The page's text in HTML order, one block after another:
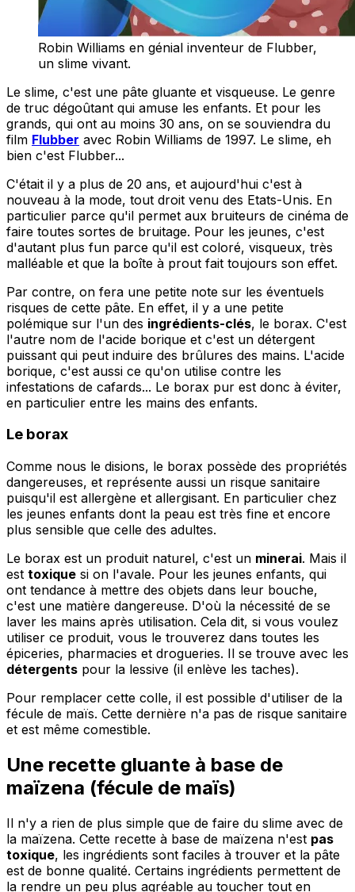
Robin Williams en génial inventeur de Flubber,
un slime vivant.
Le slime, c'est une pâte gluante et visqueuse. Le genre
de truc dégoûtant qui amuse les enfants. Et pour les
grands, qui ont au moins 30 ans, on se souviendra du
film Flubber avec Robin Williams de 1997. Le slime, eh
bien c'est Flubber...
C'était il y a plus de 20 ans, et aujourd'hui c'est à
nouveau à la mode, tout droit venu des Etats-Unis. En
particulier parce qu'il permet aux bruiteurs de cinéma de
faire toutes sortes de bruitage. Pour les jeunes, c'est
d'autant plus fun parce qu'il est coloré, visqueux, très
malléable et que la boîte à prout fait toujours son effet.
Par contre, on fera une petite note sur les éventuels
risques de cette pâte. En effet, il y a une petite
polémique sur l'un des ingrédients-clés, le borax. C'est
l'autre nom de l'acide borique et c'est un détergent
puissant qui peut induire des brûlures des mains. L'acide
borique, c'est aussi ce qu'on utilise contre les
infestations de cafards... Le borax pur est donc à éviter,
en particulier entre les mains des enfants.
Le borax
Comme nous le disions, le borax possède des propriétés
dangereuses, et représente aussi un risque sanitaire
puisqu'il est allergène et allergisant. En particulier chez
les jeunes enfants dont la peau est très fine et encore
plus sensible que celle des adultes.
Le borax est un produit naturel, c'est un minerai. Mais il
est toxique si on l'avale. Pour les jeunes enfants, qui
ont tendance à mettre des objets dans leur bouche,
c'est une matière dangereuse. D'où la nécessité de se
laver les mains après utilisation. Cela dit, si vous voulez
utiliser ce produit, vous le trouverez dans toutes les
épiceries, pharmacies et drogueries. Il se trouve avec les
détergents pour la lessive (il enlève les taches).
Pour remplacer cette colle, il est possible d'utiliser de la
fécule de maïs. Cette dernière n'a pas de risque sanitaire
et est même comestible.
Une recette gluante à base de
maïzena (fécule de maïs)
Il n'y a rien de plus simple que de faire du slime avec de
la maïzena. Cette recette à base de maïzena n'est pas
toxique, les ingrédients sont faciles à trouver et la pâte
est de bonne qualité. Certains ingrédients permettent de
la rendre un peu plus agréable au toucher tout en